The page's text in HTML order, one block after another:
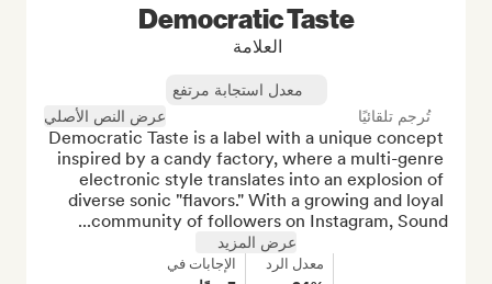
Democratic Taste
العلامة
معدل استجابة مرتفع
تُرجم تلقائيًا
عرض النص الأصلي
Democratic Taste is a label with a unique concept
inspired by a candy factory, where a multi-genre
electronic style translates into an explosion of
diverse sonic "flavors." With a growing and loyal
community of followers on Instagram, Sound...
عرض المزيد
معدل الرد الإجابات في